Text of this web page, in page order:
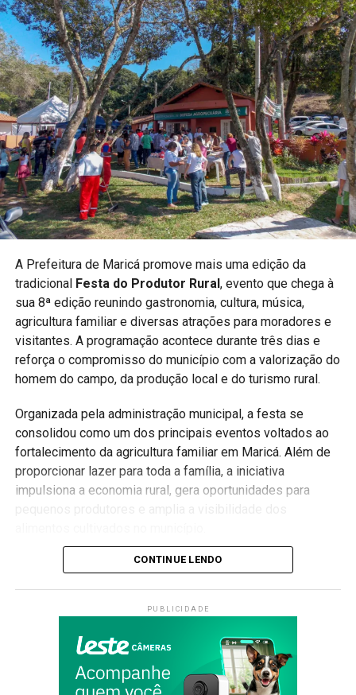
Esporte como inclusão
A Prefeitura destaca que eventos esportivos contribuem
para ampliar o acesso da população às diferentes
modalidades e incentivar crianças e jovens à prática
esportiva.
PUBLICIDADE
A realização do campeonato reforça o compromisso do
qualidade de vida.
Acompanhe a Maricá Web TV para mais notícias sobre
esporte e eventos na cidade.
#Maricá #KungFu #Esporte #ArtesMarciais
#MaricáWebTV
A Prefeitura de Maricá promove mais uma edição da
tradicional Festa do Produtor Rural , evento que chega à
sua 8ª edição reunindo gastronomia, cultura, música,
agricultura familiar e diversas atrações para moradores e
visitantes. A programação acontece durante três dias e
reforça o compromisso do município com a valorização do
homem do campo, da produção local e do turismo rural.
Organizada pela administração municipal, a festa se
consolidou como um dos principais eventos voltados ao
fortalecimento da agricultura familiar em Maricá. Além de
proporcionar lazer para toda a família, a iniciativa
impulsiona a economia rural, gera oportunidades para
Valorização da agricultura familiar
Ao longo da programação, os visitantes poderão conhecer
aproveitar apresentações culturais, atrações musicais,
gastronomia típica e atividades voltadas para todas as
CONTINUE LENDO
PUBLICIDADE